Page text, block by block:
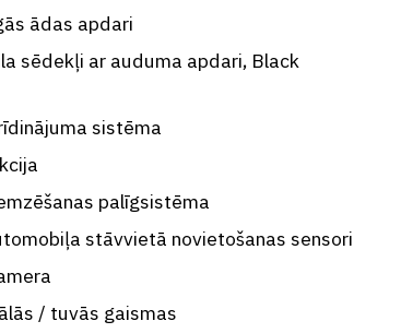
ādas apdari
sēdekļi ar auduma apdari, Black
sistēma
palīgsistēma
stāvvietā novietošanas sensori
/ tuvās gaismas